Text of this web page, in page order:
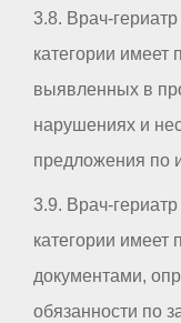
3.8. Врач-
категории имеет
выявленных в
нарушениях и
предложения по
3.9. Врач-
категории имеет
документами,
обязанности по